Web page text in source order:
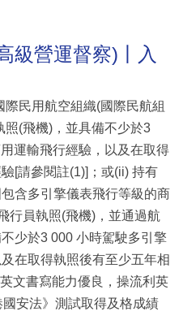
級營運督察)丨入
民用航空組織(國際民航組
(飛機)，並具備不少於3
運輸飛行經驗，以及在取得
[請參閱註(1)]；或(ii) 持有
含多引擎儀表飛行等級的商
行員執照(飛機)，並通過航
少於3 000 小時駕駛多引擎
在取得執照後有至少五年相
文書寫能力優良，操流利英
安法》測試取得及格成績